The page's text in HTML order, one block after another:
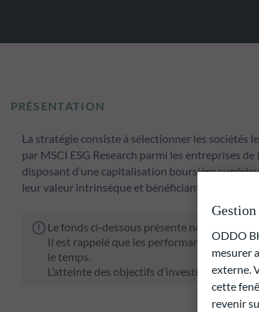
PRÉSENTATION
La stratégie consiste à sélectionner les sociétés
par MSCI ESG Research parmi les entreprises
disposant d’une capitalisation boursière
leur valeur intrinsèque et bénéficiant d’un ou
Le fonds ci‑dessous présente notamment
Il est rappelé que les performances
le temps.
L’atteinte des objectifs d’investissement
Gestion
ODDO
mesurer
externe.
cette
revenir